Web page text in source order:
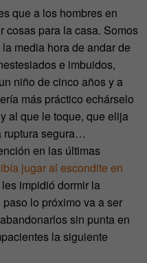
que a los hombres en
cosas para la casa. Somos
media hora de andar de
e imbuidos,
niño de cinco años y a
más práctico echárselo
al que le toque, que elija
ruptura segura…
en las últimas
jugar al escondite en
impidió dormir la
lo próximo va a ser
sin punta en
la siguiente